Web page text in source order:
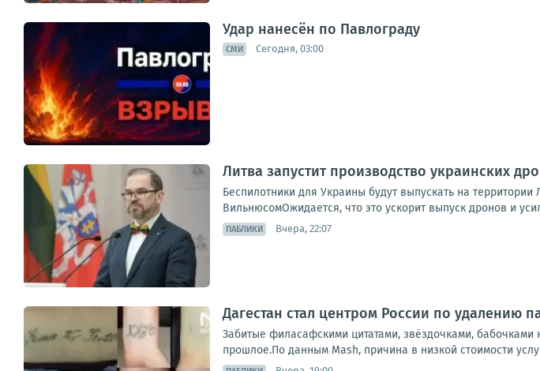
Удар нанесён по Павлограду
СМИ Сегодня, 03:00
Литва запустит производство украинских
Беспилотники для Украины будут выпускать на
ВильнюсомОжидается, что это ускорит выпуск дронов и
ПАБЛИКИ Вчера, 22:07
Дагестан стал центром России по удалению
Забитые филасафскими цитатами, звёздочками,
прошлое.По данным Mash, причина в низкой стоимости